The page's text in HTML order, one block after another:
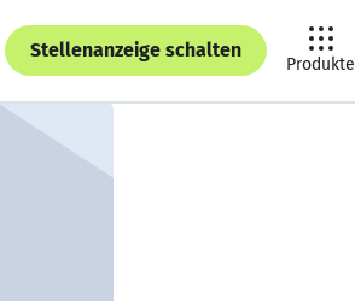
Stellenanzeige schalten
Produkte